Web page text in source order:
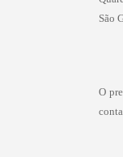
São
O